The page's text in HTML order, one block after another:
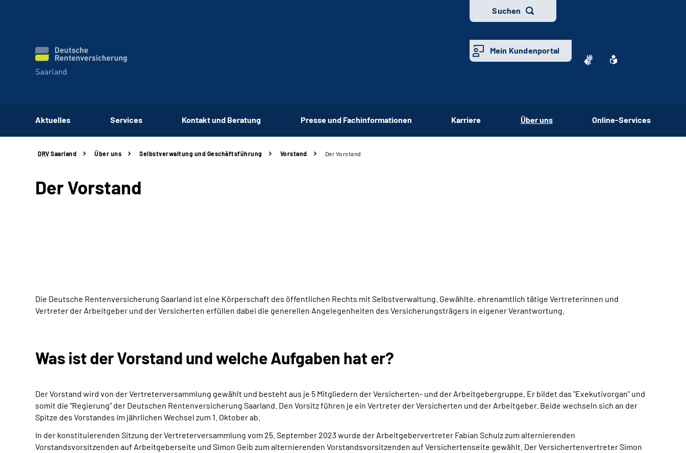
Suchen
Mein Kundenportal
Aktuelles Services Kontakt und Beratung Presse und Fachinformationen Karriere Über uns Online-Services
DRV Saarland Über uns Selbstverwaltung und Geschäftsführung Vorstand Der Vorstand
Der Vorstand
Die Deutsche Rentenversicherung Saarland ist eine Körperschaft des öffentlichen Rechts mit Selbstverwaltung. Gewählte, ehrenamtlich tätige Vertreterinnen und
Vertreter der Arbeitgeber und der Versicherten erfüllen dabei die generellen Angelegenheiten des Versicherungsträgers in eigener Verantwortung.
Was ist der Vorstand und welche Aufgaben hat er?
Der Vorstand wird von der Vertreterversammlung gewählt und besteht aus je 5 Mitgliedern der Versicherten- und der Arbeitgebergruppe. Er bildet das "Exekutivorgan" und
somit die "Regierung" der Deutschen Rentenversicherung Saarland. Den Vorsitz führen je ein Vertreter der Versicherten und der Arbeitgeber. Beide wechseln sich an der
Spitze des Vorstandes im jährlichen Wechsel zum 1. Oktober ab.
In der konstituierenden Sitzung der Vertreterversammlung vom 25. September 2023 wurde der Arbeitgebervertreter Fabian Schulz zum alternierenden
Vorstandsvorsitzenden auf Arbeitgeberseite und Simon Geib zum alternierenden Vorstandsvorsitzenden auf Versichertenseite gewählt. Der Versichertenvertreter Simon